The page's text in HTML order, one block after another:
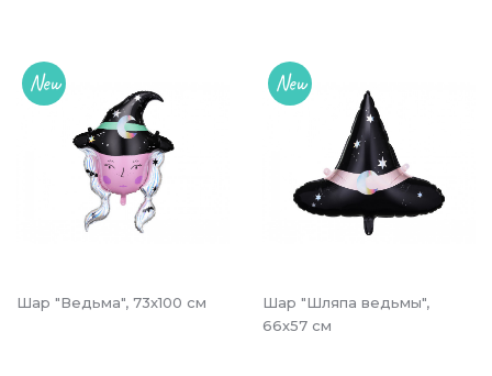
New
Шар "Ведьма", 73х100 см
New
Шар "Шляпа ведьмы",
66х57 см